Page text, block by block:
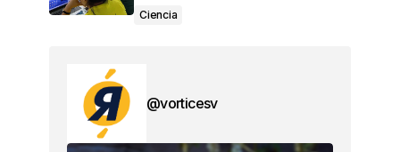
Ciencia
@vorticesv